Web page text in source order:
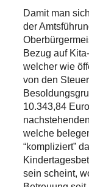
Damit man
der
Bezug auf
welcher wie
von den
10.343,84
welche
“kompliziert”
sein scheint,